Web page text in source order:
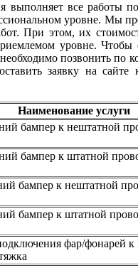
выполняет все работы
уровне. Мы
При этом, их
уровне. Чтобы
позвонить по
заявку на сайте
Наименование услуги
бампер к нештатной
бампер к штатной
бампер к нештатной
бампер к штатной
фар/фонарей к